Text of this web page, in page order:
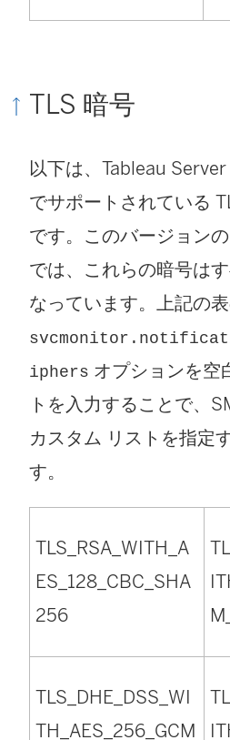
TLS 暗号
以下は、Tableau
でサポートされている
です。このバージョン
では、これらの暗号は
なっています。上記の表
iphers オプションを空
トを入力することで、
カスタム リストを指定
す。
TLS_RSA_WITH_A
ES_128_CBC_SHA
256
TLS_DHE_DSS_WI
TH_AES_256_GCM